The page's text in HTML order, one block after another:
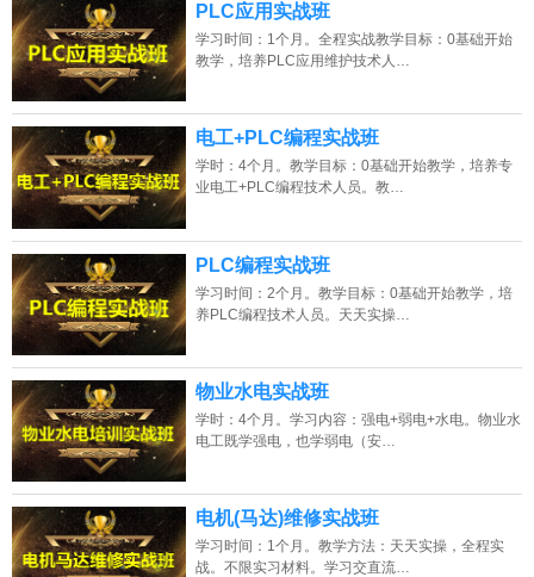
PLC应用实战班
学习时间：1个月。全程实战教学目标：0基础开始
教学，培养PLC应用维护技术人…
电工+PLC编程实战班
学时：4个月。教学目标：0基础开始教学，培养专
业电工+PLC编程技术人员。教…
PLC编程实战班
学习时间：2个月。教学目标：0基础开始教学，培
养PLC编程技术人员。天天实操…
物业水电实战班
学时：4个月。学习内容：强电+弱电+水电。物业水
电工既学强电，也学弱电（安…
电机(马达)维修实战班
学习时间：1个月。教学方法：天天实操，全程实
战。不限实习材料。学习交直流…